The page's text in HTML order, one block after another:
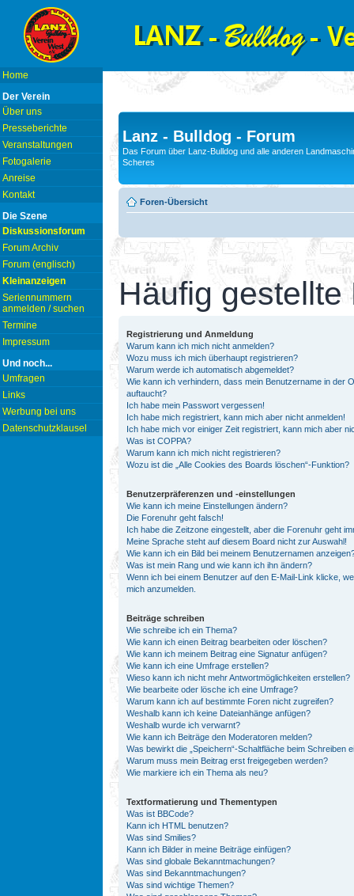
Home
Der Verein
Über uns
Presseberichte
Veranstaltungen
Fotogalerie
Anreise
Kontakt
Die Szene
Diskussionsforum
Forum Archiv
Forum (englisch)
Kleinanzeigen
Seriennummern
anmelden / suchen
Termine
Impressum
Und noch...
Umfragen
Links
Werbung bei uns
Datenschutzklausel
Lanz - Bulldog - Forum
Das Forum über Lanz-Bulldog und alle anderen
Scheres
Foren-Übersicht
Häufig gestellte
Registrierung und Anmeldung
Warum kann ich mich nicht anmelden?
Wozu muss ich mich überhaupt registrieren?
Warum werde ich automatisch abgemeldet?
Wie kann ich verhindern, dass mein Benutzername in der
auftaucht?
Ich habe mein Passwort vergessen!
Ich habe mich registriert, kann mich aber nicht anmelden!
Ich habe mich vor einiger Zeit registriert, kann mich aber
Was ist COPPA?
Warum kann ich mich nicht registrieren?
Wozu ist die „Alle Cookies des Boards löschen“-Funktion?
Benutzerpräferenzen und -einstellungen
Wie kann ich meine Einstellungen ändern?
Die Forenuhr geht falsch!
Ich habe die Zeitzone eingestellt, aber die Forenuhr geht
Meine Sprache steht auf diesem Board nicht zur Auswahl!
Wie kann ich ein Bild bei meinem Benutzernamen
Was ist mein Rang und wie kann ich ihn ändern?
Wenn ich bei einem Benutzer auf den E-Mail-Link klicke,
mich anzumelden.
Beiträge schreiben
Wie schreibe ich ein Thema?
Wie kann ich einen Beitrag bearbeiten oder löschen?
Wie kann ich meinem Beitrag eine Signatur anfügen?
Wie kann ich eine Umfrage erstellen?
Wieso kann ich nicht mehr Antwortmöglichkeiten erstellen?
Wie bearbeite oder lösche ich eine Umfrage?
Warum kann ich auf bestimmte Foren nicht zugreifen?
Weshalb kann ich keine Dateianhänge anfügen?
Weshalb wurde ich verwarnt?
Wie kann ich Beiträge den Moderatoren melden?
Was bewirkt die „Speichern“-Schaltfläche beim Schreiben
Warum muss mein Beitrag erst freigegeben werden?
Wie markiere ich ein Thema als neu?
Textformatierung und Thementypen
Was ist BBCode?
Kann ich HTML benutzen?
Was sind Smilies?
Kann ich Bilder in meine Beiträge einfügen?
Was sind globale Bekanntmachungen?
Was sind Bekanntmachungen?
Was sind wichtige Themen?